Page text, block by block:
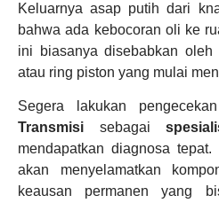
Keluarnya asap putih dari
bahwa ada kebocoran oli ke
ini biasanya disebabkan
atau ring piston yang mulai
Segera lakukan
Transmisi sebagai
mendapatkan diagnosa
akan menyelamatkan
keausan permanen yang